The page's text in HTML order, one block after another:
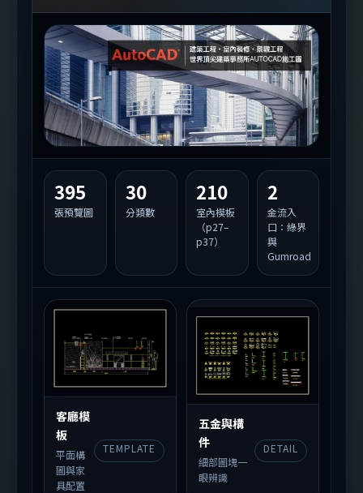
395
張預覽圖
30
分類數
210
室內模板
（p27–
p37）
2
金流入
口：綠界
與
Gumroad
客廳模
板
平面構
圖與家
具配置
TEMPLATE
五金與構
件
細部圖塊一
眼辨識
DETAIL